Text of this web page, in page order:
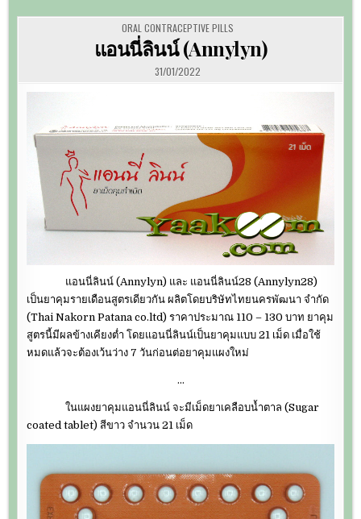
POSTED
IN
ORAL CONTRACEPTIVE PILLS
แอนนี่ลินน์ (Annylyn)
31/01/2022
แอนนี่ลินน์ (Annylyn) และ แอนนี่ลินน์28 (Annylyn28)
เป็นยาคุมรายเดือนสูตรเดียวกัน ผลิตโดยบริษัทไทยนครพัฒนา จำกัด
(Thai Nakorn Patana co.ltd) ราคาประมาณ 110 – 130 บาท ยาคุม
สูตรนี้มีผลข้างเคียงต่ำ โดยแอนนี่ลินน์เป็นยาคุมแบบ 21 เม็ด เมื่อใช้
หมดแล้วจะต้องเว้นว่าง 7 วันก่อนต่อยาคุมแผงใหม่
…
ในแผงยาคุมแอนนี่ลินน์ จะมีเม็ดยาเคลือบน้ำตาล (Sugar
coated tablet) สีขาว จำนวน 21 เม็ด